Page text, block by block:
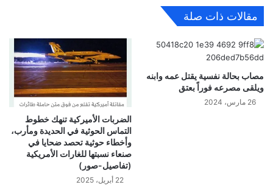
مقالات ذات صلة
مصاب بحالة نفسية يقتل عمه وابنه
ويلقى مصرعه فوراً بعتق
26 مارس، 2024
الضربات الأميركية تنهك خطوط
التماس الحوثية في الحديدة ومأرب،
وأخطاء حوثية تحصد ضحايا في
صنعاء نسبتها للغارات الأمريكية
(تفاصيل-صور)
22 أبريل، 2025